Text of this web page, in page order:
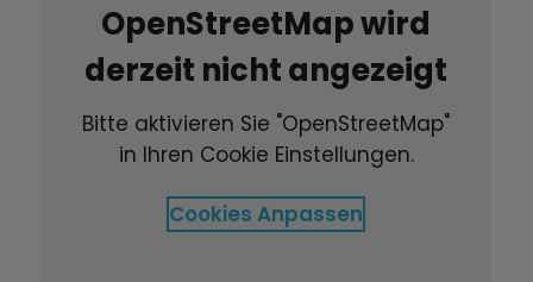
OpenStreetMap wird
derzeit nicht angezeigt
Bitte aktivieren Sie "OpenStreetMap"
in Ihren Cookie Einstellungen.
Cookies Anpassen